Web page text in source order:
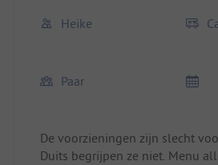
Heike
Paar
De voorzieningen zijn slecht
Duits begrijpen ze niet. Menu